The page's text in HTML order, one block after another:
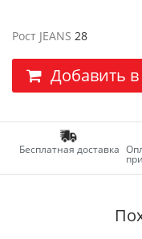
Рост JEANS 28
Добавить
Бесплатная доставка